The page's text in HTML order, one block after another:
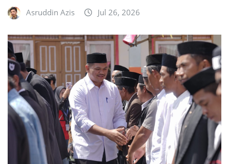
Asruddin Azis Jul 26, 2026